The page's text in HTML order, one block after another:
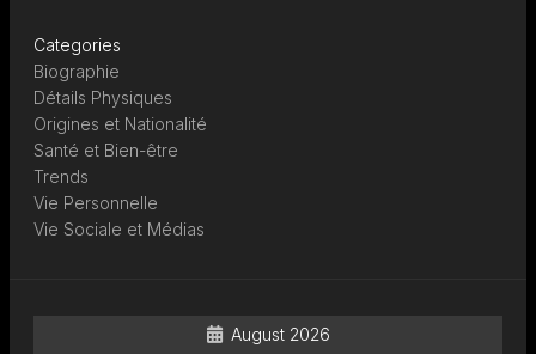
Categories
Biographie
Détails Physiques
Origines et Nationalité
Santé et Bien-être
Trends
Vie Personnelle
Vie Sociale et Médias
August 2026